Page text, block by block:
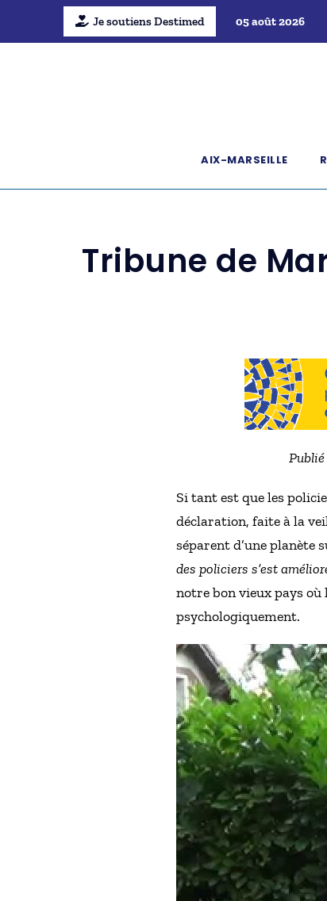
Je soutiens Destimed 05 août 2026
AIX-MARSEILLE
Tribune de
Si tant est que les
déclaration, faite à la
séparent d’une planète
des policiers s’est
notre bon vieux pays
psychologiquement.